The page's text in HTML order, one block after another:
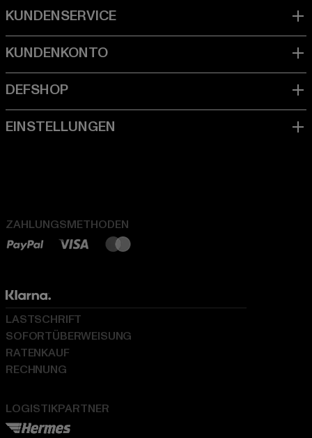
ZAHLUNGSMETHODEN
LOGISTIKPARTNER
LASTSCHRIFT
SOFORTÜBERWEISUNG
RATENKAUF
RECHNUNG